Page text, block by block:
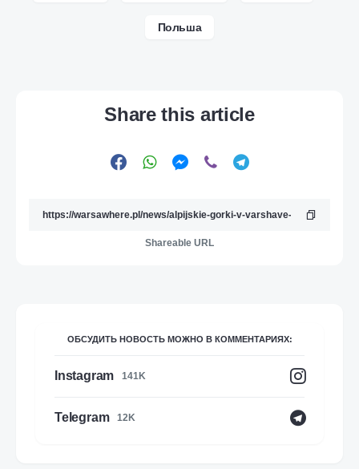
Польша
Share this article
Shareable URL
ОБСУДИТЬ НОВОСТЬ МОЖНО В КОММЕНТАРИЯХ:
Instagram 141K
Telegram 12K